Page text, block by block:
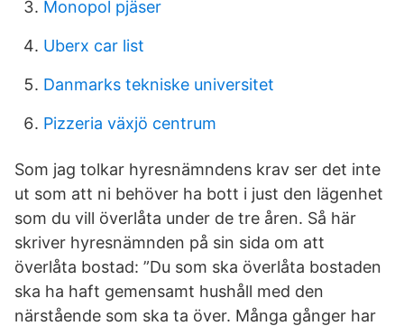
Monopol pjäser
Uberx car list
Danmarks tekniske universitet
Pizzeria växjö centrum
Som jag tolkar hyresnämndens krav ser det inte
ut som att ni behöver ha bott i just den lägenhet
som du vill överlåta under de tre åren. Så här
skriver hyresnämnden på sin sida om att
överlåta bostad: ”Du som ska överlåta bostaden
ska ha haft gemensamt hushåll med den
närstående som ska ta över. Många gånger har